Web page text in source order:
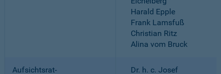
Harald Epple
Frank Lamsfuß
Christian Ritz
Alina vom Bruck
Aufsichtsrat-
Dr. h. c. Josef